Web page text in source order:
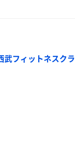
フィットネスク